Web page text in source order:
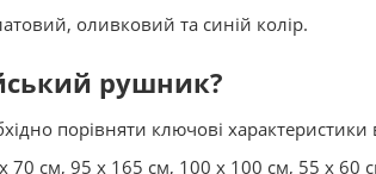
оливковий та синій колір.
рушник?
порівняти ключові характеристики
см, 95 x 165 см, 100 x 100 см, 55 x 60